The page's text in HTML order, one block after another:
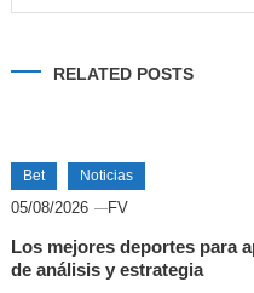
RELATED POSTS
Bet Noticias
05/08/2026 FV
Los mejores deportes para
de análisis y estrategia